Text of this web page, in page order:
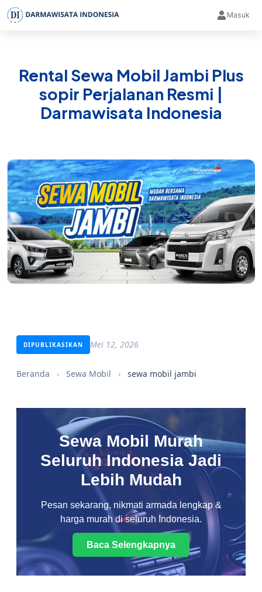
Masuk
Rental Sewa Mobil Jambi Plus
sopir Perjalanan Resmi |
Darmawisata Indonesia
DIPUBLIKASIKAN Mei 12, 2026
Beranda › Sewa Mobil › sewa mobil jambi
Sewa Mobil Murah
Seluruh Indonesia Jadi
Lebih Mudah
Pesan sekarang, nikmati armada lengkap &
harga murah di seluruh Indonesia.
Baca Selengkapnya